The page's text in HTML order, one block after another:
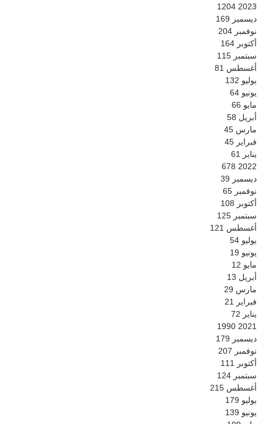
2023
1204
ديسمبر 169
نوفمبر 204
أكتوبر 164
سبتمبر 115
أغسطس 81
يوليو 132
يونيو 64
مايو 66
أبريل 58
مارس 45
فبراير 45
يناير 61
2022
678
ديسمبر 39
نوفمبر 65
أكتوبر 108
سبتمبر 125
أغسطس 121
يوليو 54
يونيو 19
مايو 12
أبريل 13
مارس 29
فبراير 21
يناير 72
2021
1990
ديسمبر 179
نوفمبر 207
أكتوبر 111
سبتمبر 124
أغسطس 215
يوليو 179
يونيو 139